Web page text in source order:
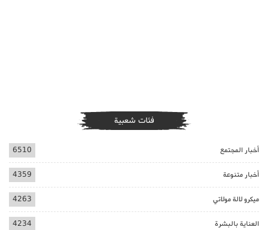
فئات شعبية
أخبار المجتمع 6510
أخبار متنوعة 4359
ميكرو لالة مولاتي 4263
العناية بالبشرة 4234